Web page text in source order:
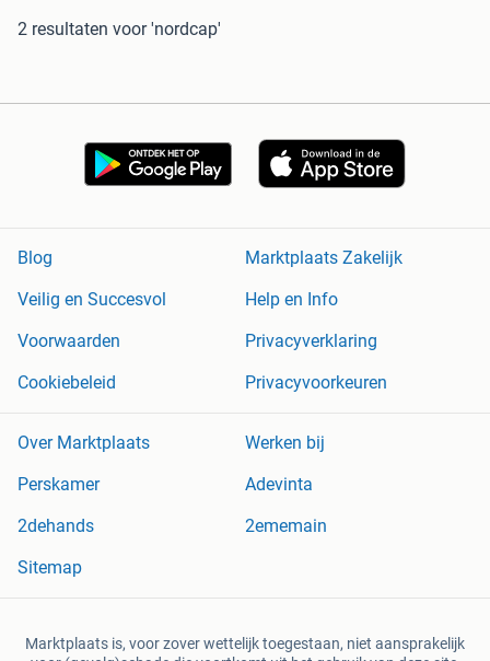
2 resultaten voor 'nordcap'
Blog
Marktplaats Zakelijk
Veilig en Succesvol
Help en Info
Voorwaarden
Privacyverklaring
Cookiebeleid
Privacyvoorkeuren
Over Marktplaats
Werken bij
Perskamer
Adevinta
2dehands
2ememain
Sitemap
Marktplaats is, voor zover wettelijk toegestaan, niet aansprakelijk